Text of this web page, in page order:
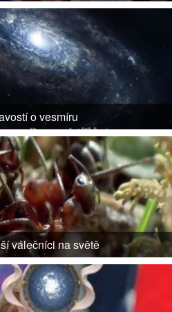
o vesmíru
válečníci na světě